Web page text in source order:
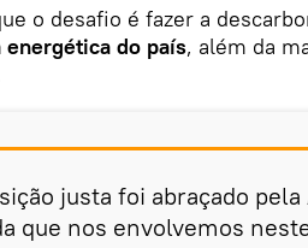
o desafio é fazer a
do país, além da
justa foi abraçado pela
que nos envolvemos